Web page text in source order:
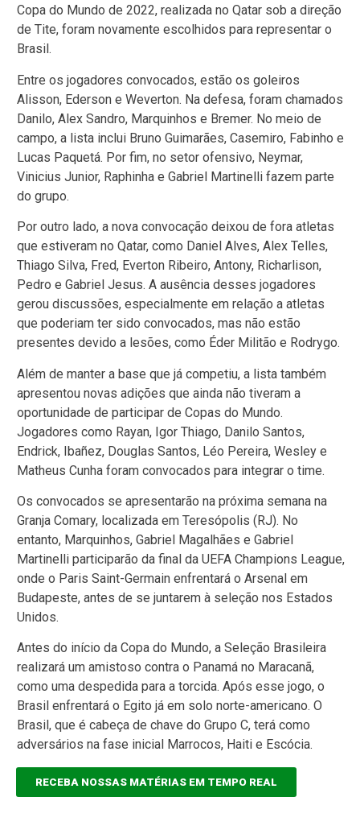
Copa do Mundo de 2022, realizada no Qatar sob a direção
de Tite, foram novamente escolhidos para representar o
Brasil.
Entre os jogadores convocados, estão os goleiros
Alisson, Ederson e Weverton. Na defesa, foram chamados
Danilo, Alex Sandro, Marquinhos e Bremer. No meio de
campo, a lista inclui Bruno Guimarães, Casemiro, Fabinho e
Lucas Paquetá. Por fim, no setor ofensivo, Neymar,
Vinicius Junior, Raphinha e Gabriel Martinelli fazem parte
do grupo.
Por outro lado, a nova convocação deixou de fora atletas
que estiveram no Qatar, como Daniel Alves, Alex Telles,
Thiago Silva, Fred, Everton Ribeiro, Antony, Richarlison,
Pedro e Gabriel Jesus. A ausência desses jogadores
gerou discussões, especialmente em relação a atletas
que poderiam ter sido convocados, mas não estão
presentes devido a lesões, como Éder Militão e Rodrygo.
Além de manter a base que já competiu, a lista também
apresentou novas adições que ainda não tiveram a
oportunidade de participar de Copas do Mundo.
Jogadores como Rayan, Igor Thiago, Danilo Santos,
Endrick, Ibañez, Douglas Santos, Léo Pereira, Wesley e
Matheus Cunha foram convocados para integrar o time.
Os convocados se apresentarão na próxima semana na
Granja Comary, localizada em Teresópolis (RJ). No
entanto, Marquinhos, Gabriel Magalhães e Gabriel
Martinelli participarão da final da UEFA Champions League,
onde o Paris Saint-Germain enfrentará o Arsenal em
Budapeste, antes de se juntarem à seleção nos Estados
Unidos.
Antes do início da Copa do Mundo, a Seleção Brasileira
realizará um amistoso contra o Panamá no Maracanã,
como uma despedida para a torcida. Após esse jogo, o
Brasil enfrentará o Egito já em solo norte-americano. O
Brasil, que é cabeça de chave do Grupo C, terá como
adversários na fase inicial Marrocos, Haiti e Escócia.
RECEBA NOSSAS MATÉRIAS EM TEMPO REAL